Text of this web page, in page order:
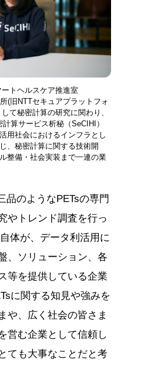
トヘルスケア推進室
(旧NTTセキュアプラットフォ
て秘密計算の研究に関わり、
算サービス析秘（SeCIHI）
用社会におけるインフラとし
、秘密計算に関する技術開
整備・社会実装まで一連の業
品のようなPETsの専門
やトレンド調査を行っ
体が、データ利活用に
、ソリューション、各
等を提供している企業
に関する知見や強みを
や、広く社会の皆さま
営む企業として信頼し
ても大事なことだと考